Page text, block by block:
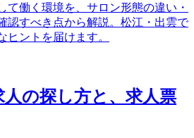
て働く環境を、サロン形態の違い・
認すべき点から解説。松江・出雲で
ヒントを届けます。
の探し方と、求人票